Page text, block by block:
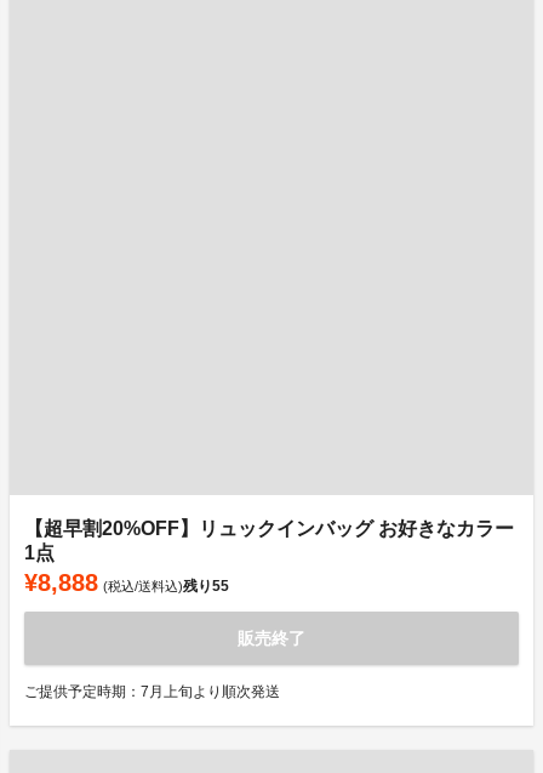
【超早割20%OFF】リュックインバッグ お好きなカラー
1点
¥8,888 (税込/送料込)残り55
販売終了
ご提供予定時期：7月上旬より順次発送